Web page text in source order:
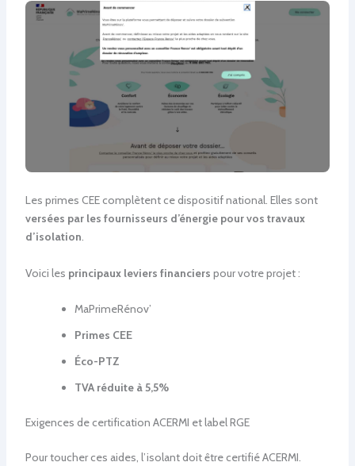
Les primes CEE complètent ce dispositif national. Elles sont
versées par les fournisseurs d’énergie pour vos travaux
d’isolation.
Voici les principaux leviers financiers pour votre projet :
MaPrimeRénov’
Primes CEE
Éco-PTZ
TVA réduite à 5,5%
Exigences de certification ACERMI et label RGE
Pour toucher ces aides, l’isolant doit être certifié ACERMI.